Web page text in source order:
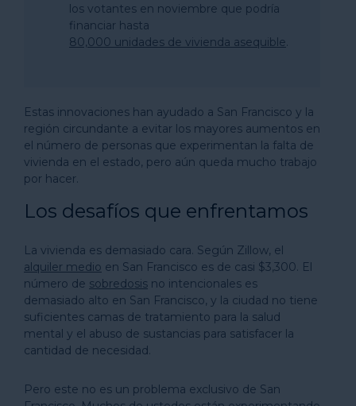
los votantes en noviembre que podría
financiar hasta
80,000 unidades de vivienda asequible.
Estas innovaciones han ayudado a San Francisco y la
región circundante a evitar los mayores aumentos en
el número de personas que experimentan la falta de
vivienda en el estado, pero aún queda mucho trabajo
por hacer.
Los desafíos que enfrentamos
La vivienda es demasiado cara. Según Zillow, el
alquiler medio en San Francisco es de casi $3,300. El
número de sobredosis no intencionales es
demasiado alto en San Francisco, y la ciudad no tiene
suficientes camas de tratamiento para la salud
mental y el abuso de sustancias para satisfacer la
cantidad de necesidad.
Pero este no es un problema exclusivo de San